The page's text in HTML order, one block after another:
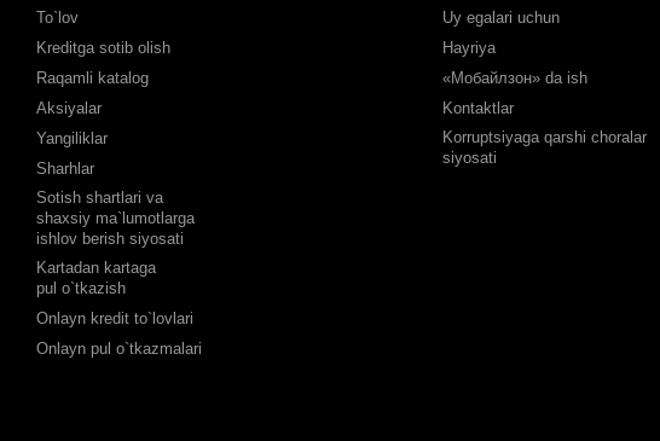
To`lov
Kreditga sotib olish
Raqamli katalog
Aksiyalar
Yangiliklar
Sharhlar
Sotish shartlari va
shaxsiy ma`lumotlarga
ishlov berish siyosati
Kartadan kartaga
pul o`tkazish
Onlayn kredit to`lovlari
Onlayn pul o`tkazmalari
Uy egalari uchun
Hayriya
«Мобайлзон» da ish
Kontaktlar
Korruptsiyaga qarshi choralar
siyosati